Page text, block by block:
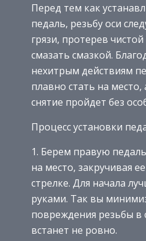
Перед тем как
педаль, резьбу оси
грязи, протерев
смазать смазкой.
нехитрым действиям
плавно стать на
снятие пройдет без
Процесс установки
Берем правую
на место, закручивая
стрелке. Для начала
руками. Так вы
повреждения резьбы в
встанет не ровно.